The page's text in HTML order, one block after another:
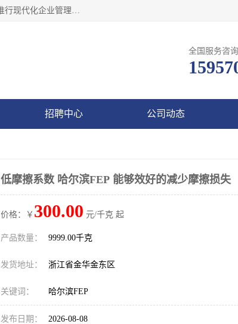
金华氟茂化工科技有限公司，位于浙江省的活力城市金华，公司集化工产品的技术研发、销售于一身，公司推行现代化企业管理理念，公司成立以来吸引了一批技术、业务、能力良好的科技人才，为多种产品的推广流通搭建良好的服务平台。我公司主要经营产品包括：PTFE微粉、FEP微粉、ECTFE、PES微粉等，这些产品由于具有、耐腐蚀、耐高温等性能而广泛应用于许多领域。
全国服务咨
招聘中心 公司动态
低摩擦系数 哈尔滨FEP 能够效好的减少摩擦损失
价格：￥ 300.00 元/千克 起
产品数量： 9999.00千克
发货地址： 浙江省金华金东区
关键词： 哈尔滨FEP
发布日期： 2026-08-08